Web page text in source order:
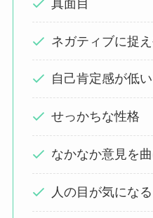
真面目
ネガティブに捉
自己肯定感が低い
せっかちな性格
なかなか意見を
人の目が気になる